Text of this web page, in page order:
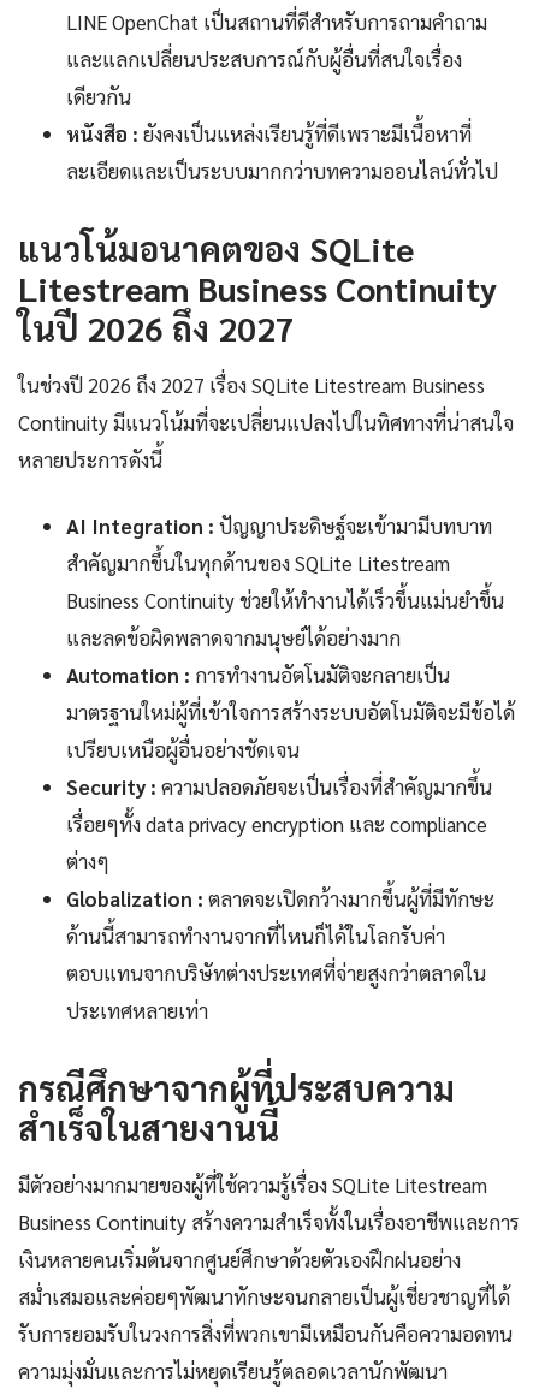
LINE OpenChat เป็นสถานที่ดีสำหรับการถามคำถาม
และแลกเปลี่ยนประสบการณ์กับผู้อื่นที่สนใจเรื่อง
เดียวกัน
หนังสือ : ยังคงเป็นแหล่งเรียนรู้ที่ดีเพราะมีเนื้อหาที่
ละเอียดและเป็นระบบมากกว่าบทความออนไลน์ทั่วไป
แนวโน้มอนาคตของ SQLite
Litestream Business Continuity
ในปี 2026 ถึง 2027
ในช่วงปี 2026 ถึง 2027 เรื่อง SQLite Litestream Business
Continuity มีแนวโน้มที่จะเปลี่ยนแปลงไปในทิศทางที่น่าสนใจ
หลายประการดังนี้
AI Integration : ปัญญาประดิษฐ์จะเข้ามามีบทบาท
สำคัญมากขึ้นในทุกด้านของ SQLite Litestream
Business Continuity ช่วยให้ทำงานได้เร็วขึ้นแม่นยำขึ้น
และลดข้อผิดพลาดจากมนุษย์ได้อย่างมาก
Automation : การทำงานอัตโนมัติจะกลายเป็น
มาตรฐานใหม่ผู้ที่เข้าใจการสร้างระบบอัตโนมัติจะมีข้อได้
เปรียบเหนือผู้อื่นอย่างชัดเจน
Security : ความปลอดภัยจะเป็นเรื่องที่สำคัญมากขึ้น
เรื่อยๆทั้ง data privacy encryption และ compliance
ต่างๆ
Globalization : ตลาดจะเปิดกว้างมากขึ้นผู้ที่มีทักษะ
ด้านนี้สามารถทำงานจากที่ไหนก็ได้ในโลกรับค่า
ตอบแทนจากบริษัทต่างประเทศที่จ่ายสูงกว่าตลาดใน
ประเทศหลายเท่า
กรณีศึกษาจากผู้ที่ประสบความ
สำเร็จในสายงานนี้
มีตัวอย่างมากมายของผู้ที่ใช้ความรู้เรื่อง SQLite Litestream
Business Continuity สร้างความสำเร็จทั้งในเรื่องอาชีพและการ
เงินหลายคนเริ่มต้นจากศูนย์ศึกษาด้วยตัวเองฝึกฝนอย่าง
สม่ำเสมอและค่อยๆพัฒนาทักษะจนกลายเป็นผู้เชี่ยวชาญที่ได้
รับการยอมรับในวงการสิ่งที่พวกเขามีเหมือนกันคือความอดทน
ความมุ่งมั่นและการไม่หยุดเรียนรู้ตลอดเวลานักพัฒนา